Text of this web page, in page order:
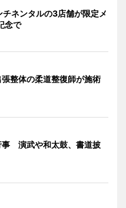
ネンタルの3店舗が限定メ
念で
整体の柔道整復師が施術
事 演武や和太鼓、書道披